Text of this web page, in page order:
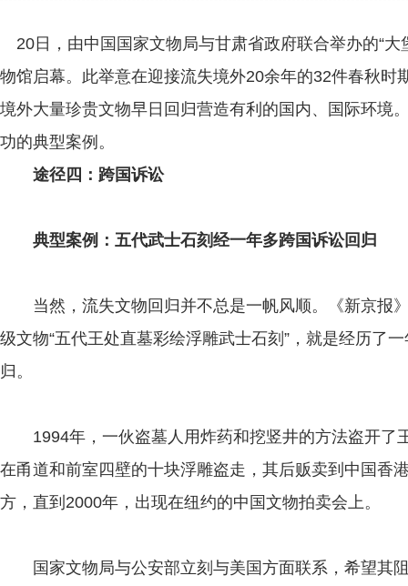
20日，由中国国家文物局与甘肃省政府联合举办的“大
物馆启幕。此举意在迎接流失境外20余年的32件春秋时
境外大量珍贵文物早日回归营造有利的国内、国际环境
功的典型案例。
途径四：跨国诉讼
典型案例：五代武士石刻经一年多跨国诉讼回归
当然，流失文物回归并不总是一帆风顺。《新京报
级文物“五代王处直墓彩绘浮雕武士石刻”，就是经历了
归。
1994年，一伙盗墓人用炸药和挖竖井的方法盗开了
在甬道和前室四壁的十块浮雕盗走，其后贩卖到中国香
方，直到2000年，出现在纽约的中国文物拍卖会上。
国家文物局与公安部立刻与美国方面联系，希望其